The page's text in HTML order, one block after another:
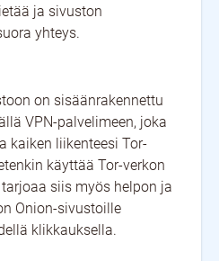
ja sivuston
yhteys.
on sisäänrakennettu
VPN-palvelimeen, joka
kaiken liikenteesi Tor-
käyttää Tor-verkon
siis myös helpon ja
Onion-sivustoille
klikkauksella.